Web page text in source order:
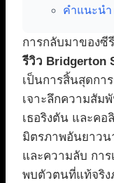
คำแนะนำ
การกลับมาของซี
รีวิว Bridgerton
เป็นการสิ้นสุดกา
เจาะลึกความสัม
เธอริงตัน และค
มิตรภาพอันยาวน
และความลับ กา
พบตัวตนที่แท้จริง